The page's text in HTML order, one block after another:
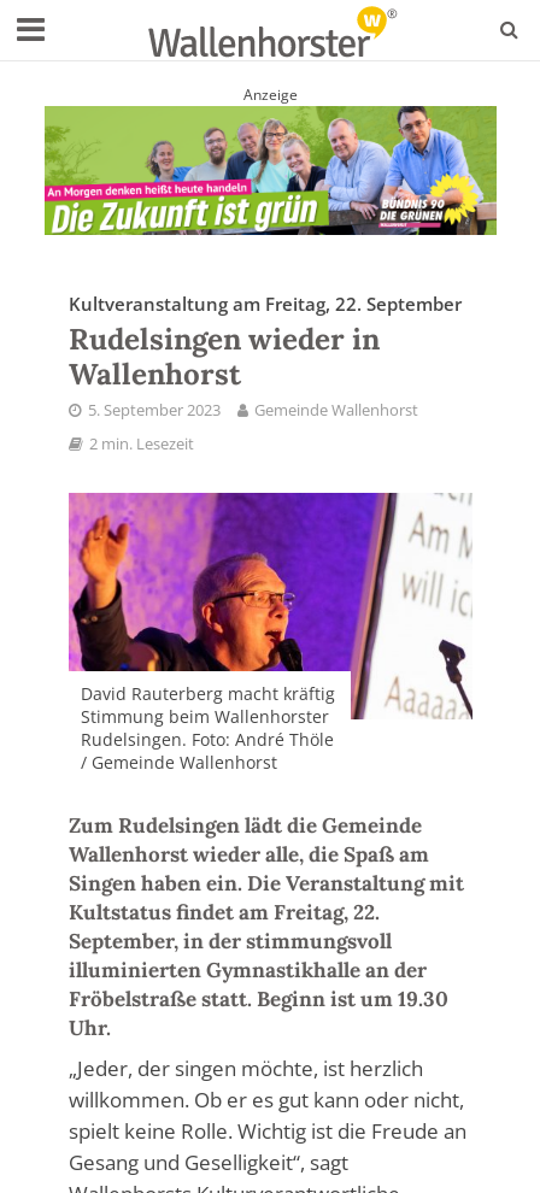
Anzeige
Kultveranstaltung am Freitag, 22. September
Rudelsingen wieder in
Wallenhorst
5. September 2023
Gemeinde Wallenhorst
2 min. Lesezeit
David Rauterberg macht kräftig
Stimmung beim Wallenhorster
Rudelsingen. Foto: André Thöle
/ Gemeinde Wallenhorst
Zum Rudelsingen lädt die Gemeinde
Wallenhorst wieder alle, die Spaß am
Singen haben ein. Die Veranstaltung mit
Kultstatus findet am Freitag, 22.
September, in der stimmungsvoll
illuminierten Gymnastikhalle an der
Fröbelstraße statt. Beginn ist um 19.30
Uhr.
„Jeder, der singen möchte, ist herzlich
willkommen. Ob er es gut kann oder nicht,
spielt keine Rolle. Wichtig ist die Freude an
Gesang und Geselligkeit“, sagt